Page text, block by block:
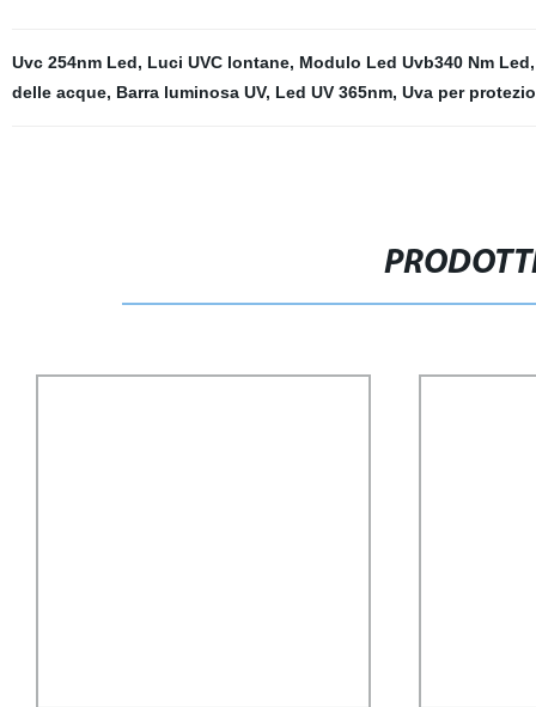
Uvc 254nm Led, Luci UVC lontane, Modulo Led Uvb340 Nm Led
delle acque, Barra luminosa UV, Led UV 365nm, Uva per